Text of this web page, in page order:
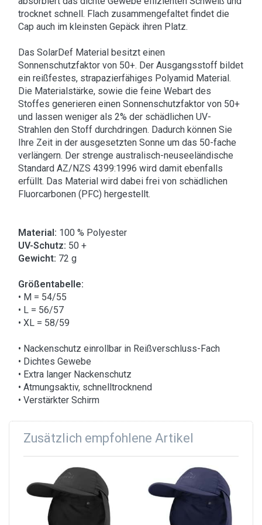
trocknet schnell. Flach zusammengefaltet findet die
Cap auch im kleinsten Gepäck ihren Platz.
Das SolarDef Material besitzt einen
Sonnenschutzfaktor von 50+. Der Ausgangsstoff bildet
ein reißfestes, strapazierfähiges Polyamid Material.
Die Materialstärke, sowie die feine Webart des
Stoffes generieren einen Sonnenschutzfaktor von 50+
und lassen weniger als 2% der schädlichen UV-
Strahlen den Stoff durchdringen. Dadurch können Sie
Ihre Zeit in der ausgesetzten Sonne um das 50-fache
verlängern. Der strenge australisch-neuseeländische
Standard AZ/NZS 4399:1996 wird damit ebenfalls
erfüllt. Das Material wird dabei frei von schädlichen
Fluorcarbonen (PFC) hergestellt.
Material: 100 % Polyester
UV-Schutz: 50 +
Gewicht: 72 g
Größentabelle:
• M = 54/55
• L = 56/57
• XL = 58/59
• Nackenschutz einrollbar in Reißverschluss-Fach
• Dichtes Gewebe
• Extra langer Nackenschutz
• Atmungsaktiv, schnelltrocknend
• Verstärkter Schirm
Zusätzlich empfohlene Artikel